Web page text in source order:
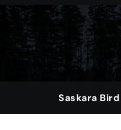
Skip
content
Saskara Bird